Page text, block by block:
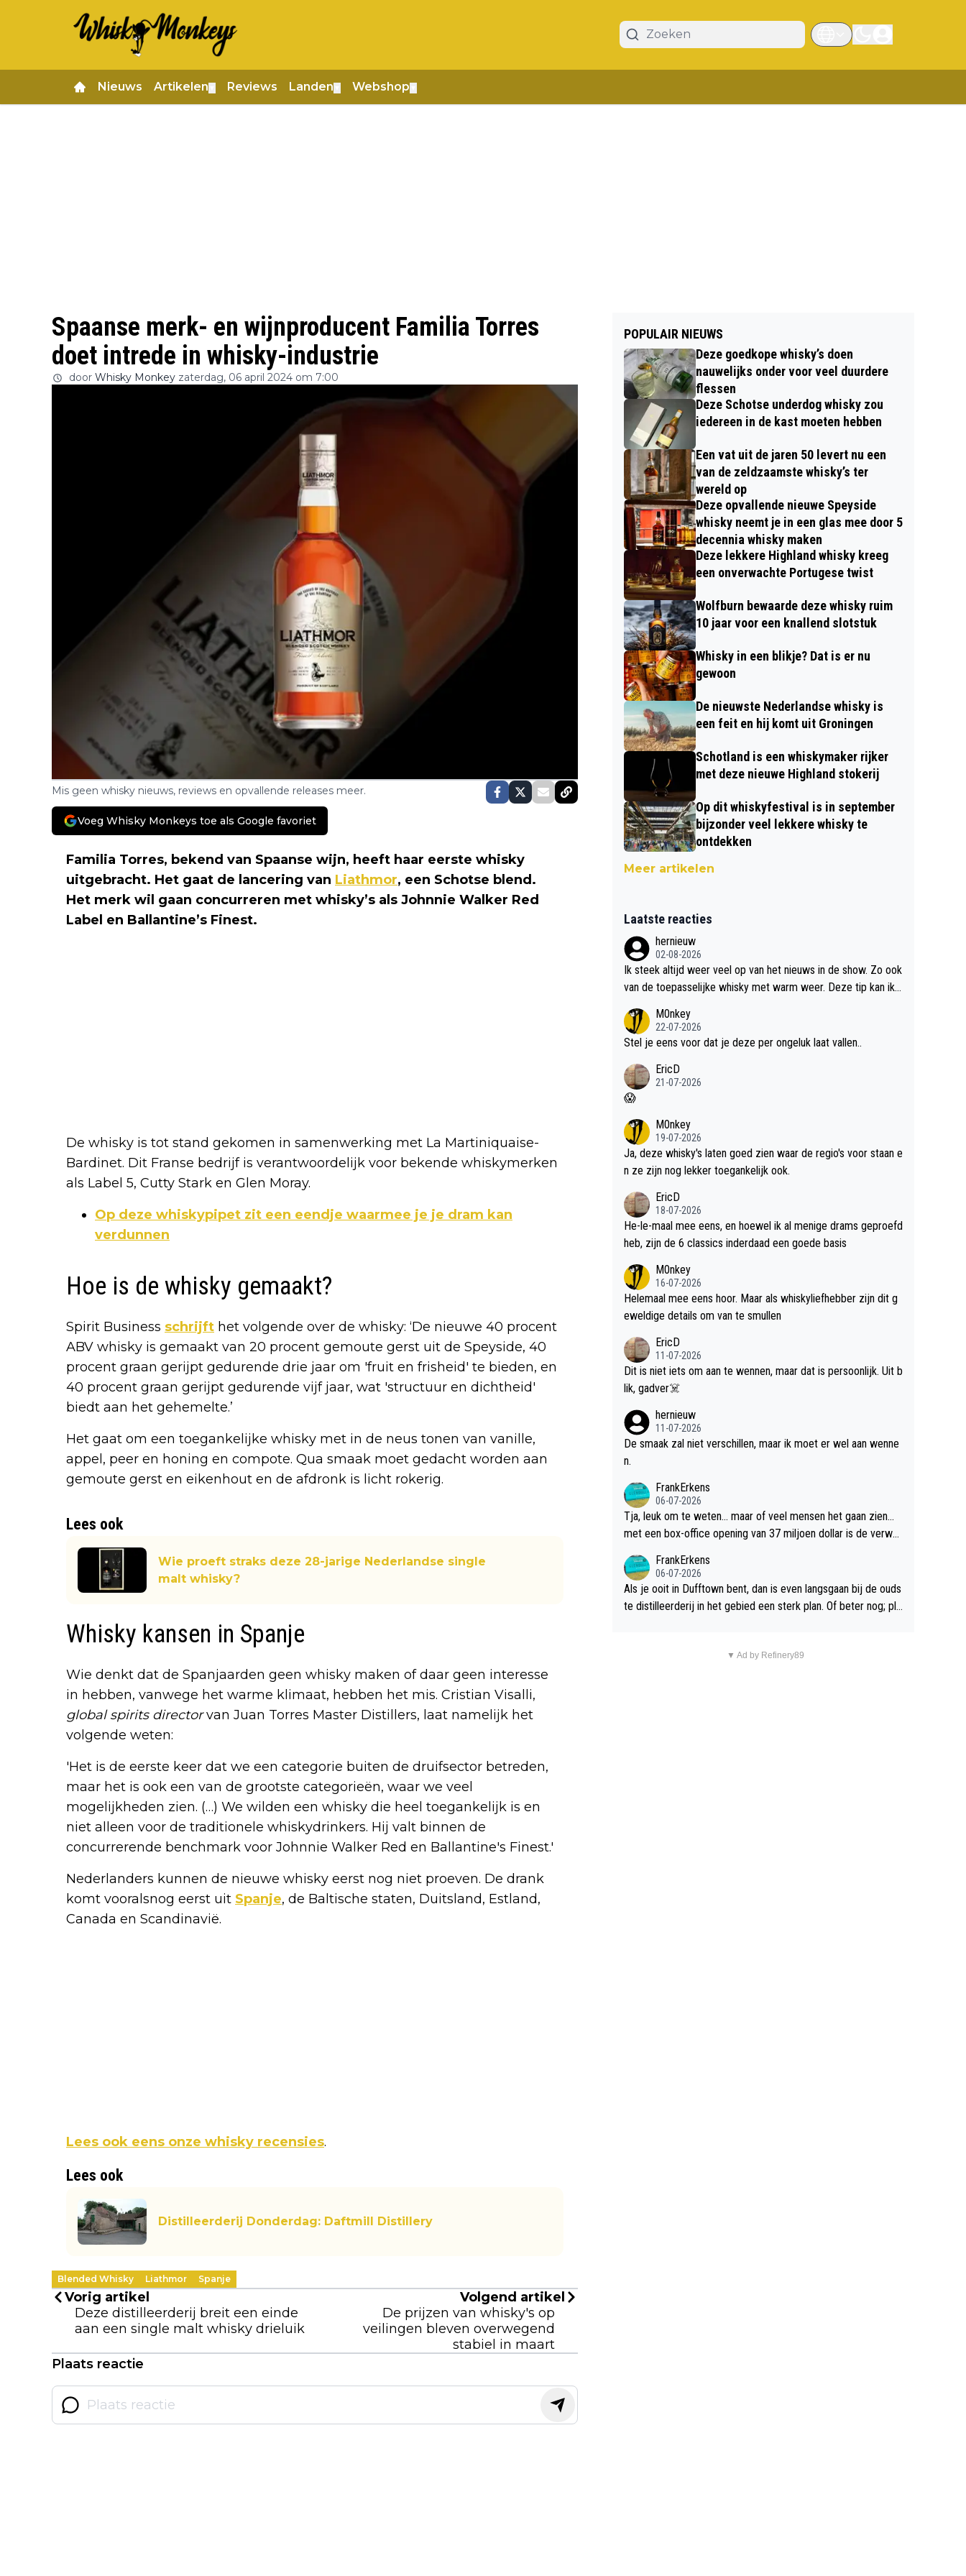
Nieuws Artikelen Reviews Landen Webshop
Spaanse merk- en wijnproducent Familia Torres
doet intrede in whisky-industrie
door Whisky Monkey zaterdag, 06 april 2024 om 7:00
Mis geen whisky nieuws, reviews en opvallende releases meer.
Voeg Whisky Monkeys toe als Google favoriet
Familia Torres, bekend van Spaanse wijn, heeft haar eerste whisky
uitgebracht. Het gaat de lancering van Liathmor, een Schotse blend.
Het merk wil gaan concurreren met whisky’s als Johnnie Walker Red
Label en Ballantine’s Finest.
De whisky is tot stand gekomen in samenwerking met La Martiniquaise-
Bardinet. Dit Franse bedrijf is verantwoordelijk voor bekende whiskymerken
als Label 5, Cutty Stark en Glen Moray.
Op deze whiskypipet zit een eendje waarmee je je dram kan
verdunnen
Hoe is de whisky gemaakt?
Spirit Business schrijft het volgende over de whisky: ‘De nieuwe 40 procent
ABV whisky is gemaakt van 20 procent gemoute gerst uit de Speyside, 40
procent graan gerijpt gedurende drie jaar om 'fruit en frisheid' te bieden, en
40 procent graan gerijpt gedurende vijf jaar, wat 'structuur en dichtheid'
biedt aan het gehemelte.’
Het gaat om een toegankelijke whisky met in de neus tonen van vanille,
appel, peer en honing en compote. Qua smaak moet gedacht worden aan
gemoute gerst en eikenhout en de afdronk is licht rokerig.
Lees ook
Wie proeft straks deze 28-jarige Nederlandse single
malt whisky?
Whisky kansen in Spanje
Wie denkt dat de Spanjaarden geen whisky maken of daar geen interesse
in hebben, vanwege het warme klimaat, hebben het mis. Cristian Visalli,
global spirits directorvan Juan Torres Master Distillers, laat namelijk het
volgende weten:
'Het is de eerste keer dat we een categorie buiten de druifsector betreden,
maar het is ook een van de grootste categorieën, waar we veel
mogelijkheden zien. (…) We wilden een whisky die heel toegankelijk is en
niet alleen voor de traditionele whiskydrinkers. Hij valt binnen de
concurrerende benchmark voor Johnnie Walker Red en Ballantine's Finest.'
Nederlanders kunnen de nieuwe whisky eerst nog niet proeven. De drank
komt vooralsnog eerst uit Spanje, de Baltische staten, Duitsland, Estland,
Canada en Scandinavië.
Lees ook eens onze whisky recensies.
Lees ook
Distilleerderij Donderdag: Daftmill Distillery
Blended Whisky Liathmor Spanje
Vorig artikel
Deze distilleerderij breit een einde
aan een single malt whisky drieluik
Volgend artikel
De prijzen van whisky's op
veilingen bleven overwegend
stabiel in maart
Plaats reactie
POPULAIR NIEUWS
Deze goedkope whisky’s doen
nauwelijks onder voor veel duurdere
flessen
Deze Schotse underdog whisky zou
iedereen in de kast moeten hebben
Een vat uit de jaren 50 levert nu een
van de zeldzaamste whisky’s ter
wereld op
Deze opvallende nieuwe Speyside
whisky neemt je in een glas mee door 5
decennia whisky maken
Deze lekkere Highland whisky kreeg
een onverwachte Portugese twist
Wolfburn bewaarde deze whisky ruim
10 jaar voor een knallend slotstuk
Whisky in een blikje? Dat is er nu
gewoon
De nieuwste Nederlandse whisky is
een feit en hij komt uit Groningen
Schotland is een whiskymaker rijker
met deze nieuwe Highland stokerij
Op dit whiskyfestival is in september
bijzonder veel lekkere whisky te
ontdekken
Meer artikelen
Laatste reacties
hernieuw
02-08-2026
Ik steek altijd weer veel op van het nieuws in de show. Zo ook
van de toepasselijke whisky met warm weer. Deze tip kan ik
M0nkey
22-07-2026
Stel je eens voor dat je deze per ongeluk laat vallen..
EricD
21-07-2026
😱
M0nkey
19-07-2026
Ja, deze whisky's laten goed zien waar de regio's voor staan e
n ze zijn nog lekker toegankelijk ook.
EricD
18-07-2026
He-le-maal mee eens, en hoewel ik al menige drams geproefd
heb, zijn de 6 classics inderdaad een goede basis
M0nkey
16-07-2026
Helemaal mee eens hoor. Maar als whiskyliefhebber zijn dit g
eweldige details om van te smullen
EricD
11-07-2026
Dit is niet iets om aan te wennen, maar dat is persoonlijk. Uit b
lik, gadver☠️
hernieuw
11-07-2026
De smaak zal niet verschillen, maar ik moet er wel aan wenne
n.
FrankErkens
06-07-2026
Tja, leuk om te weten... maar of veel mensen het gaan zien...
met een box-office opening van 37 miljoen dollar is de verwa
FrankErkens
06-07-2026
Als je ooit in Dufftown bent, dan is even langsgaan bij de ouds
te distilleerderij in het gebied een sterk plan. Of beter nog; pla
▼ Ad by Refinery89